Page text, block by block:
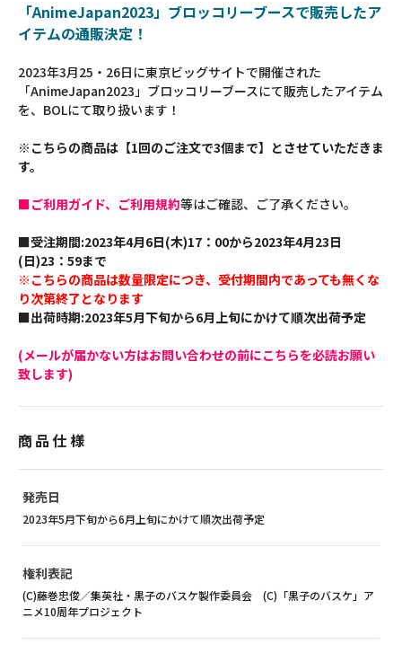
「AnimeJapan2023」ブロッコリーブースで販売したア
イテムの通販決定！
2023年3月25・26日に東京ビッグサイトで開催された
「AnimeJapan2023」ブロッコリーブースにて販売したアイテム
を、BOLにて取り扱います！
※こちらの商品は【1回のご注文で3個まで】とさせていただきま
す。
■ご利用ガイド、ご利用規約等はご確認、ご了承ください。
■受注期間:2023年4月6日(木)17：00から2023年4月23日
(日)23：59まで
※こちらの商品は数量限定につき、受付期間内であっても無くな
り次第終了となります
■出荷時期:2023年5月下旬から6月上旬にかけて順次出荷予定
(メールが届かない方はお問い合わせの前にこちらを必読お願い
致します)
商品仕様
発売日
2023年5月下旬から6月上旬にかけて順次出荷予定
権利表記
(C)藤巻忠俊／集英社・黒子のバスケ製作委員会 (C)「黒子のバスケ」ア
ニメ10周年プロジェクト